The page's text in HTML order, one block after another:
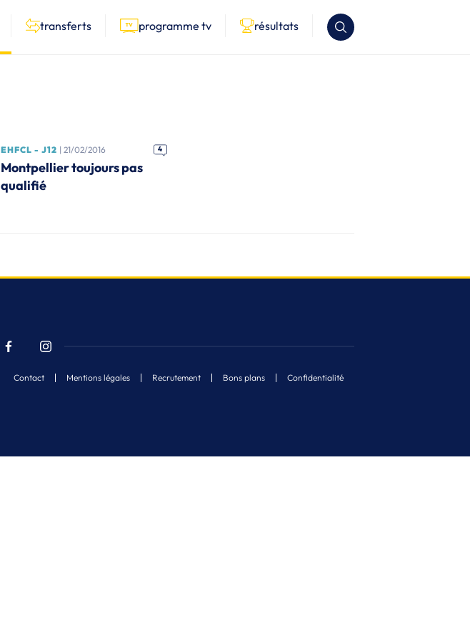
transferts programme tv résultats
EHFCL - J12 | 21/02/2016 4
Montpellier toujours pas
qualifié
Contact Mentions légales Recrutement Bons plans Confidentialité